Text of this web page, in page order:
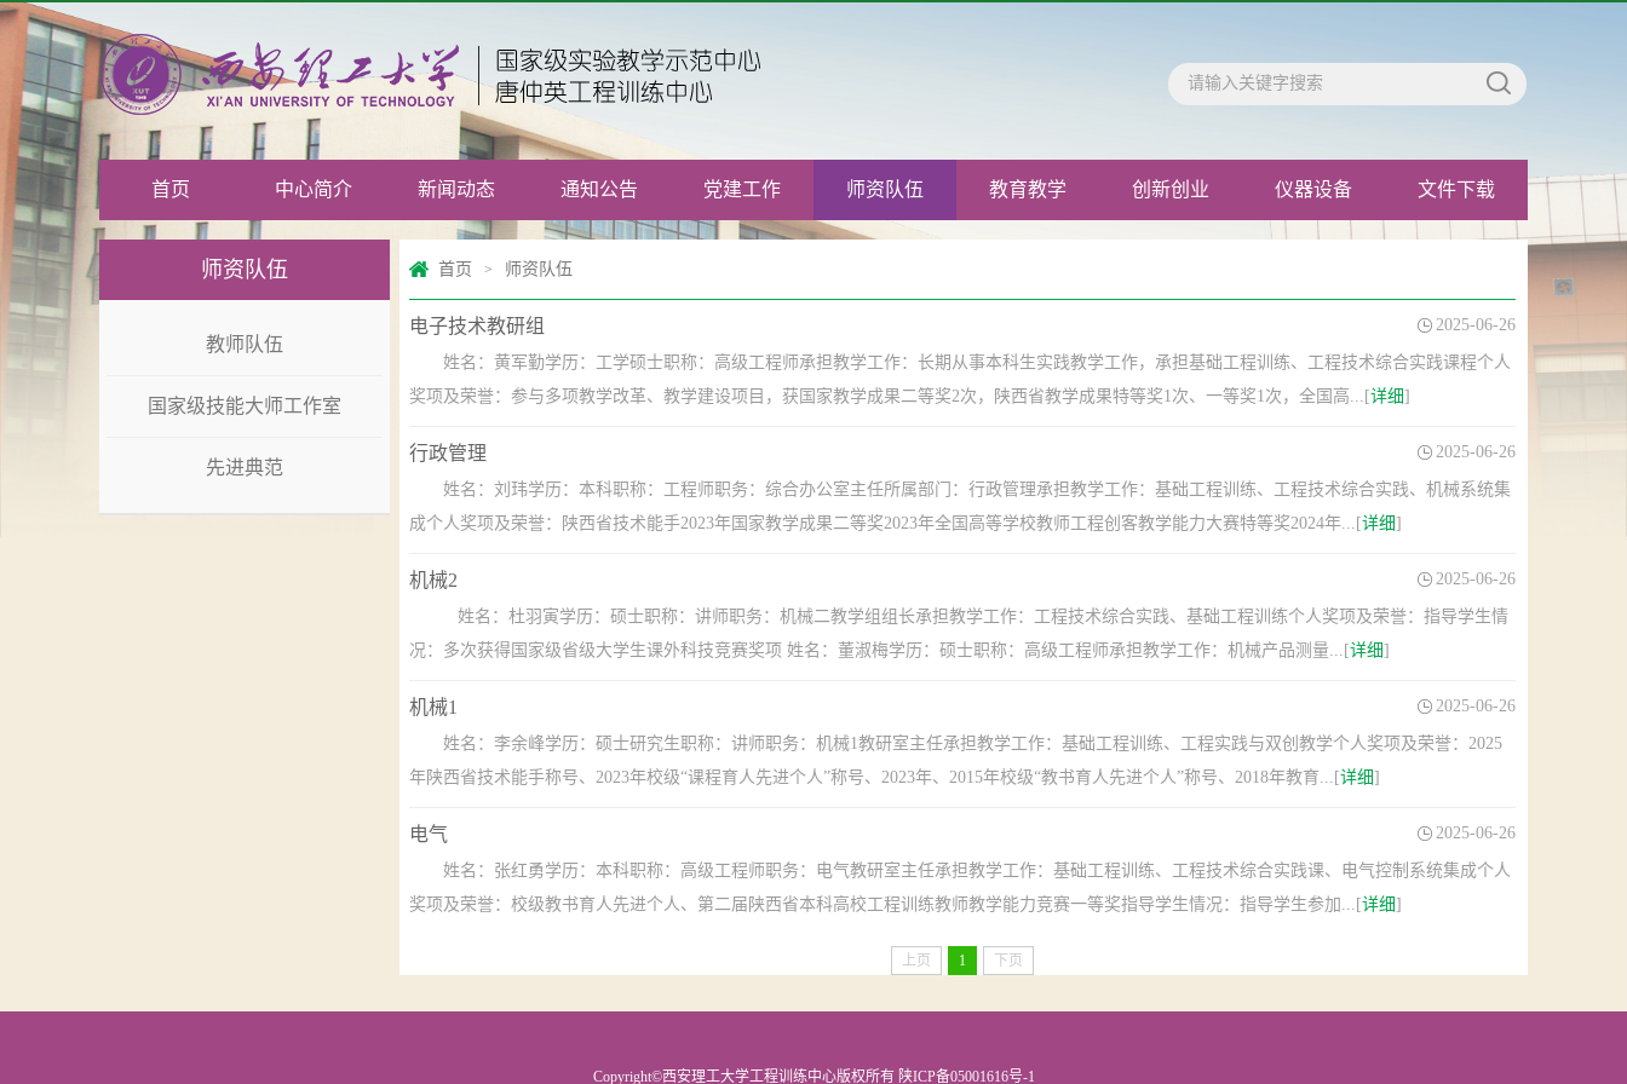
首页 中心简介 新闻动态 通知公告 党建工作 师资队伍 教育教学 创新创业 仪器设备 文件下载
师资队伍
教师队伍
国家级技能大师工作室
先进典范
首页 > 师资队伍
电子技术教研组 2025-06-26
姓名：黄军勤学历：工学硕士职称：高级工程师承担教学工作：长期从事本科生实践教学工作，承担基础工程训练、工程技术综合实践课程个人
奖项及荣誉：参与多项教学改革、教学建设项目，获国家教学成果二等奖2次，陕西省教学成果特等奖1次、一等奖1次，全国高...[详细]
行政管理 2025-06-26
姓名：刘玮学历：本科职称：工程师职务：综合办公室主任所属部门：行政管理承担教学工作：基础工程训练、工程技术综合实践、机械系统集
成个人奖项及荣誉：陕西省技术能手2023年国家教学成果二等奖2023年全国高等学校教师工程创客教学能力大赛特等奖2024年...[详细]
机械2 2025-06-26
姓名：杜羽寅学历：硕士职称：讲师职务：机械二教学组组长承担教学工作：工程技术综合实践、基础工程训练个人奖项及荣誉：指导学生情
况：多次获得国家级省级大学生课外科技竞赛奖项 姓名：董淑梅学历：硕士职称：高级工程师承担教学工作：机械产品测量...[详细]
机械1 2025-06-26
姓名：李余峰学历：硕士研究生职称：讲师职务：机械1教研室主任承担教学工作：基础工程训练、工程实践与双创教学个人奖项及荣誉：2025
年陕西省技术能手称号、2023年校级“课程育人先进个人”称号、2023年、2015年校级“教书育人先进个人”称号、2018年教育...[详细]
电气 2025-06-26
姓名：张红勇学历：本科职称：高级工程师职务：电气教研室主任承担教学工作：基础工程训练、工程技术综合实践课、电气控制系统集成个人
奖项及荣誉：校级教书育人先进个人、第二届陕西省本科高校工程训练教师教学能力竞赛一等奖指导学生情况：指导学生参加...[详细]
上页 1 下页
Copyright©西安理工大学工程训练中心版权所有 陕ICP备05001616号-1